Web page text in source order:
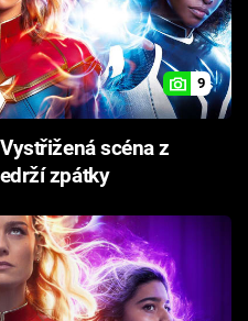
9
scéna z
zpátky